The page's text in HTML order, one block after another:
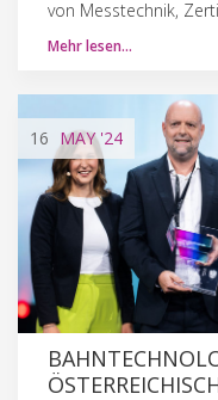
von Messtechnik,
Mehr lesen…
16 MAY'24